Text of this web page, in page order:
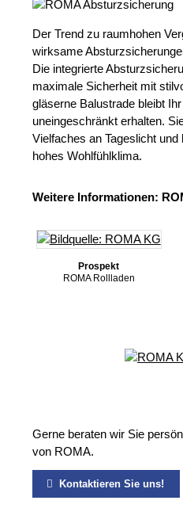
Der Trend zu raumhohen
wirksame
Die integrierte
maximale Sicherheit mit
gläserne Balustrade bleibt
uneingeschränkt erhalten.
Vielfaches an Tageslicht
hohes Wohlfühlklima.
Weitere Informationen:
Prospekt
ROMA Rollladen
Gerne beraten wir Sie
von ROMA.
Kontaktieren Sie uns!